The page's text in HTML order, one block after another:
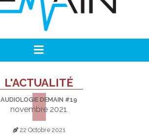
L'ACTUALITÉ
AUDIOLOGIE DEMAIN #19
novembre 2021
22 Octobre 2021